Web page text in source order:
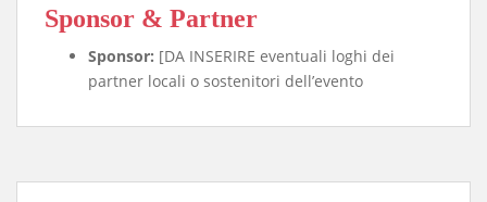
Sponsor & Partner
Sponsor: [DA INSERIRE eventuali loghi dei
partner locali o sostenitori dell’evento